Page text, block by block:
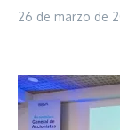
26 de marzo de